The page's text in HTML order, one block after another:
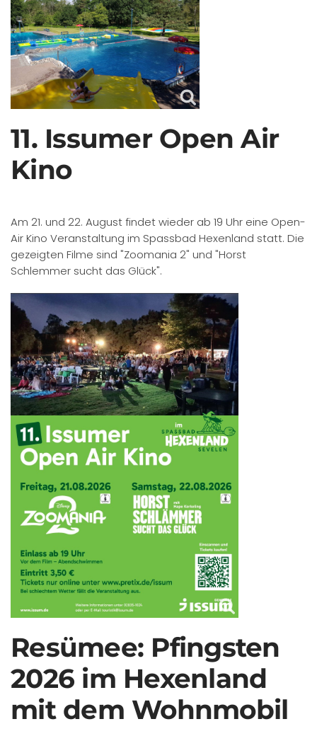
11. Issumer Open Air
Kino
Am 21. und 22. August findet wieder ab 19 Uhr eine Open-
Air Kino Veranstaltung im Spassbad Hexenland statt. Die
gezeigten Filme sind "Zoomania 2" und "Horst
Schlemmer sucht das Glück".
Resümee: Pfingsten
2026 im Hexenland
mit dem Wohnmobil